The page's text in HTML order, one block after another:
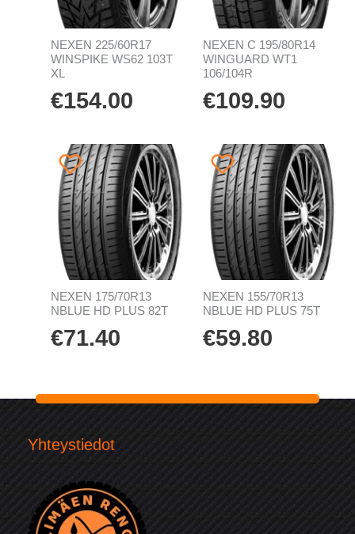
NEXEN 225/60R17
WINSPIKE WS62 103T
XL
€154.00
NEXEN C 195/80R14
WINGUARD WT1
106/104R
€109.90
NEXEN 175/70R13
NBLUE HD PLUS 82T
€71.40
NEXEN 155/70R13
NBLUE HD PLUS 75T
€59.80
Yhteystiedot